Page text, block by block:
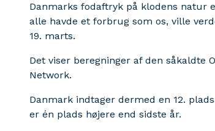
Danmarks fodaftryk på klodens natur
alle havde et forbrug som os, ville
19. marts.
Det viser beregninger af den såkaldte
Network.
Danmark indtager dermed en 12.
er én plads højere end sidste år.